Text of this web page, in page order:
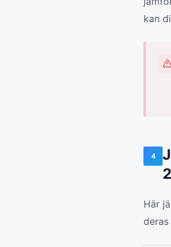
kan
4
Här